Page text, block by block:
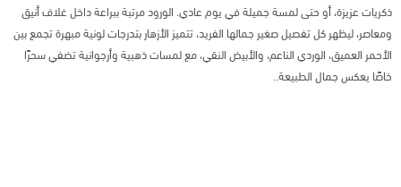
ذكريات عزيزة، أو حتى لمسة جميلة في يوم عادي. الورود مرتبة ببراعة داخل غلاف أنيق
ومعاصر، ليظهر كل تفصيل صغير جمالها الفريد، تتميز الأزهار بتدرجات لونية مبهرة تجمع بين
الأحمر العميق، الوردي الناعم، والأبيض النقي، مع لمسات ذهبية وأرجوانية تضفي سحرًا
خاصًا يعكس جمال الطبيعة..